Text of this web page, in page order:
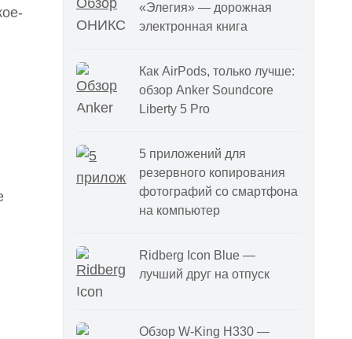
«Элегия» — дорожная
электронная книга
Как AirPods, только лучше:
обзор Anker Soundcore
Liberty 5 Pro
5 приложений для
резервного копирования
фотографий со смартфона
на компьютер
Ridberg Icon Blue —
лучший друг на отпуск
Обзор W-King H330 —